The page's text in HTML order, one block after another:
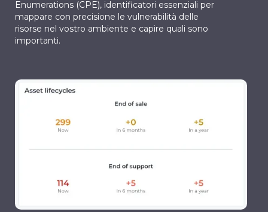
Enumerations (CPE), identificatori essenziali per
mappare con precisione le vulnerabilità delle
risorse nel vostro ambiente e capire quali sono
importanti.